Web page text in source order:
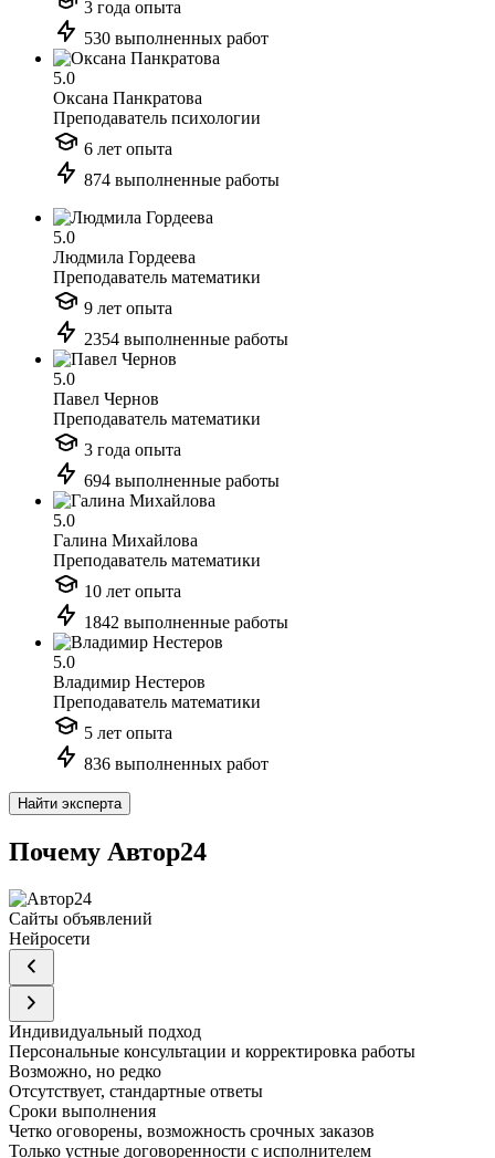
3 года опыта
530 выполненных работ
5.0
Оксана Панкратова
Преподаватель психологии
6 лет опыта
874 выполненные работы
5.0
Людмила Гордеева
Преподаватель математики
9 лет опыта
2354 выполненные работы
5.0
Павел Чернов
Преподаватель математики
3 года опыта
694 выполненные работы
5.0
Галина Михайлова
Преподаватель математики
10 лет опыта
1842 выполненные работы
5.0
Владимир Нестеров
Преподаватель математики
5 лет опыта
836 выполненных работ
Найти эксперта
Почему Автор24
Сайты объявлений
Нейросети
Индивидуальный подход
Персональные консультации и корректировка работы
Возможно, но редко
Отсутствует, стандартные ответы
Сроки выполнения
Четко оговорены, возможность срочных заказов
Только устные договоренности с исполнителем